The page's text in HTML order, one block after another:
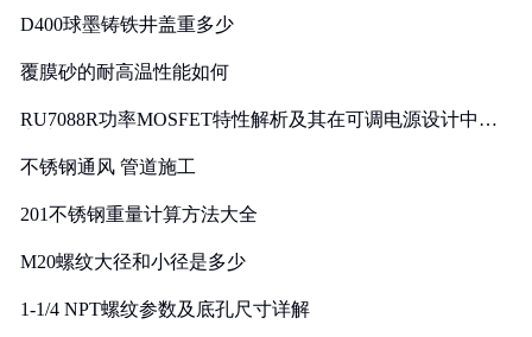
D400球墨铸铁井盖重多少
覆膜砂的耐高温性能如何
RU7088R功率MOSFET特性解析及其在可调电源设计中的
不锈钢通风 管道施工
201不锈钢重量计算方法大全
M20螺纹大径和小径是多少
1-1/4 NPT螺纹参数及底孔尺寸详解